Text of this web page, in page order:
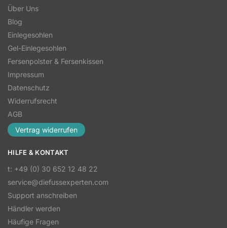
Über Uns
Blog
Einlegesohlen
Gel-Einlegesohlen
Fersenpolster & Fersenkissen
Impressum
Datenschutz
Widerrufsrecht
AGB
Vertrag widerrufen
HILFE & KONTAKT
t: +49 (0) 30 652 12 48 22
service@diefussexperten.com
Support anschreiben
Händler werden
Häufige Fragen